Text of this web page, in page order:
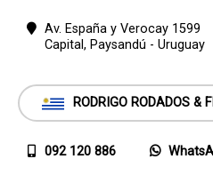
Av. España y Verocay 1599
Capital, Paysandú - Uruguay
RODRIGO RODADOS &
092 120 886